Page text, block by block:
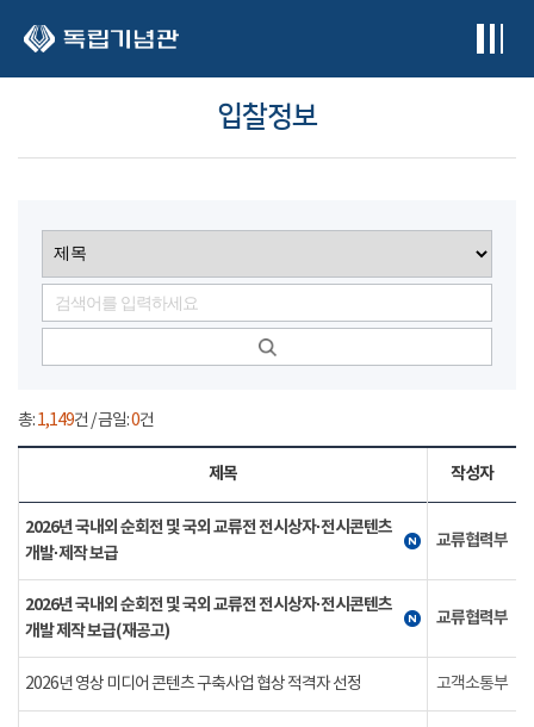
입찰정보
총:1,149건 / 금일:0건
제목 작성자
2026년 국내외 순회전 및 국외 교류전 전시상자·전시콘텐츠
개발·제작 보급
교류협력부
2026년 국내외 순회전 및 국외 교류전 전시상자·전시콘텐츠
개발 제작 보급(재공고)
교류협력부
2026년 영상 미디어 콘텐츠 구축사업 협상 적격자 선정 고객소통부